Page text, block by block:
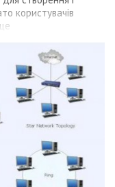
користувачів